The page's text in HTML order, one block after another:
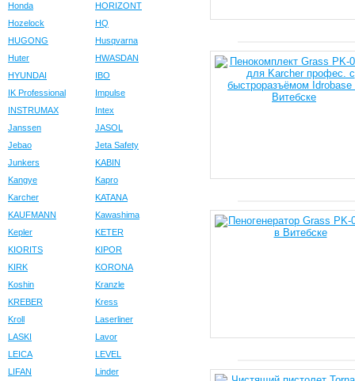
Honda
HORIZONT
Hozelock
HQ
HUGONG
Husqvarna
Huter
HWASDAN
HYUNDAI
IBO
IK Professional
Impulse
INSTRUMAX
Intex
Janssen
JASOL
Jebao
Jeta Safety
Junkers
KABIN
Kangye
Kapro
Karcher
KATANA
KAUFMANN
Kawashima
Kepler
KETER
KIORITS
KIPOR
KIRK
KORONA
Koshin
Kranzle
KREBER
Kress
Kroll
Laserliner
LASKI
Lavor
LEICA
LEVEL
LIFAN
Linder